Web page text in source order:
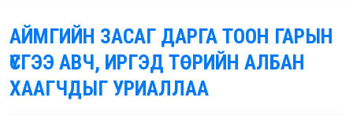
АЙМГИЙН ЗАСАГ ДАРГА ТООН ГАРЫН
ҮСГЭЭ АВЧ, ИРГЭД ТӨРИЙН АЛБАН
ХААГЧДЫГ УРИАЛЛАА